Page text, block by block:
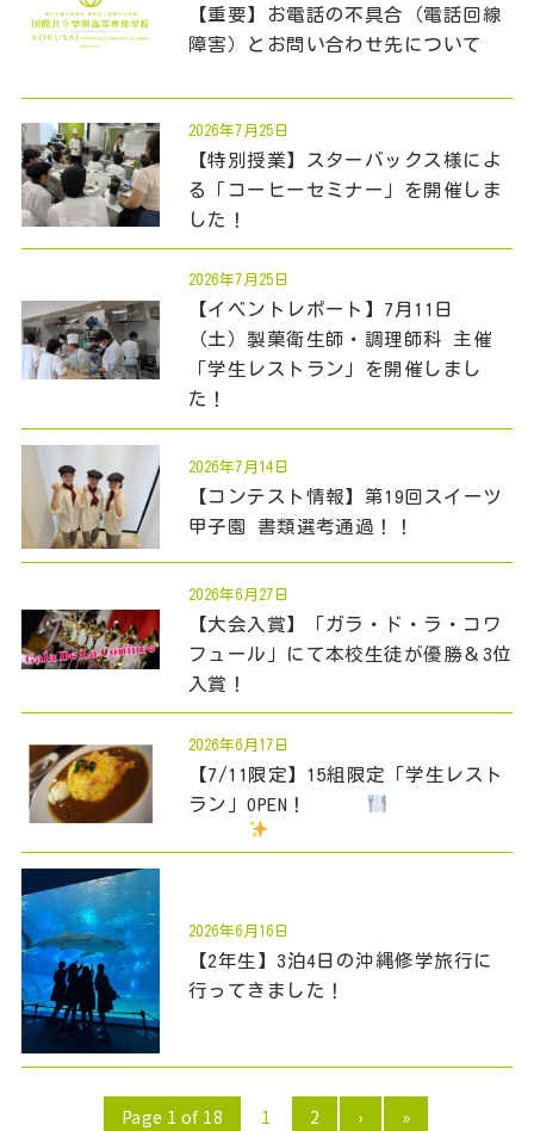
【重要】お電話の不具合（電話回線
障害）とお問い合わせ先について
2026年7月25日
【特別授業】スターバックス様によ
る「コーヒーセミナー」を開催しま
した！
2026年7月25日
【イベントレポート】7月11日
（土）製菓衛生師・調理師科 主催
「学生レストラン」を開催しまし
た！
2026年7月14日
【コンテスト情報】第19回スイーツ
甲子園 書類選考通過！！
2026年6月27日
【大会入賞】「ガラ・ド・ラ・コワ
フュール」にて本校生徒が優勝＆3位
入賞！
2026年6月17日
【7/11限定】15組限定「学生レスト
ラン」OPEN！
2026年6月16日
【2年生】3泊4日の沖縄修学旅行に
行ってきました！
Page 1 of 18 1 2 › »